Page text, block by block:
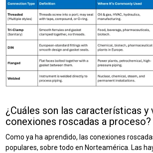
¿Cuáles son las características y
conexiones roscadas a proceso?
Como ya ha aprendido, las conexiones
populares, sobre todo en Norteamérica.Las